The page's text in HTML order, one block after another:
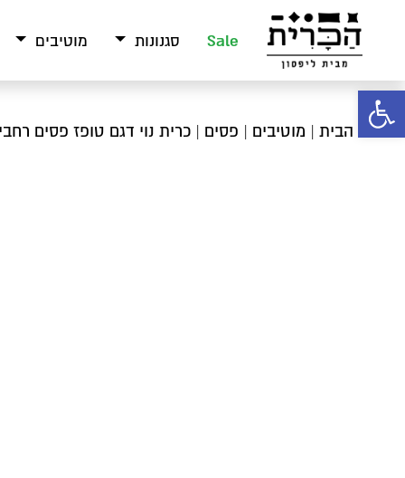
פתח סרגל נגישות
Sale סגנונות מוטיבים
עמוד הבית | מוטיבים | פסים | כרית נוי דגם טופז פסים